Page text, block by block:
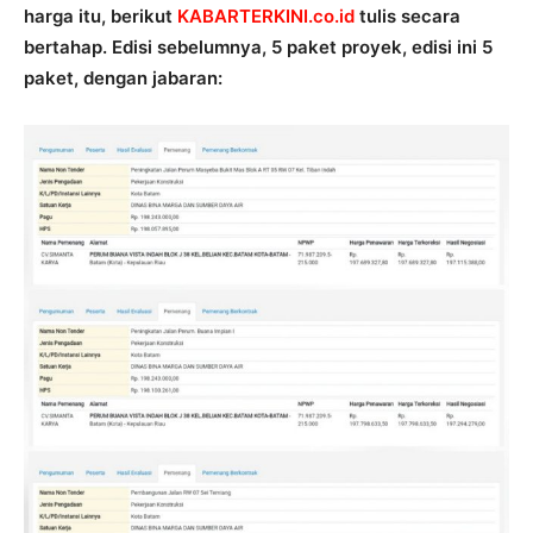
harga itu, berikut KABARTERKINI.co.id tulis secara
bertahap. Edisi sebelumnya, 5 paket proyek, edisi ini 5
paket, dengan jabaran: